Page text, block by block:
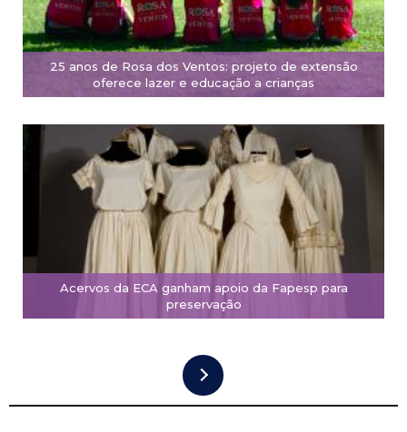
25 anos de Rosa dos Ventos: projeto de extensão
oferece lazer e educação a crianças
Acervos da ECA ganham apoio da Fapesp para
preservação